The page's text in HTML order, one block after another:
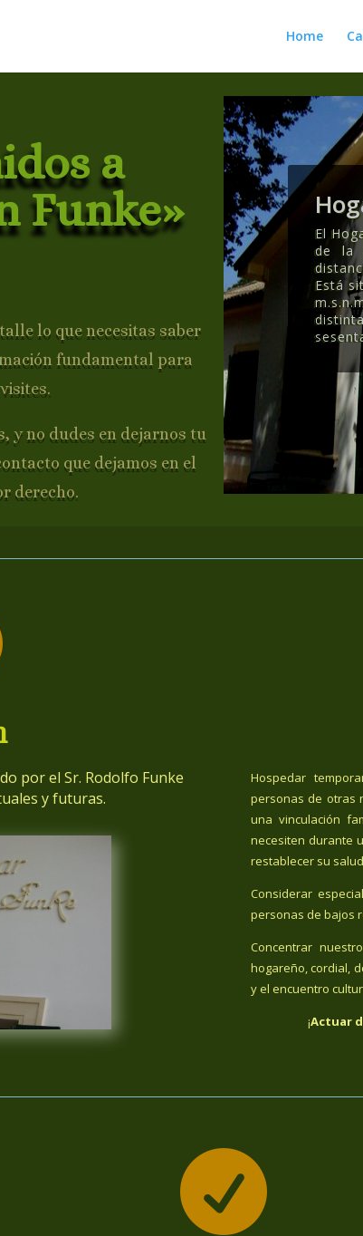
Home
a
Funke»
lo que necesitas saber
fundamental para
y no dudes en dejarnos tu
que dejamos en el
derecho.
El
de la
Está
por el Sr. Rodolfo Funke
y futuras.
Hospedar
personas de otras
una vinculación
necesiten durante
restablecer su
Considerar
personas de bajos
Concentrar
hogareño, cordial,
y el encuentro
¡Actuar
